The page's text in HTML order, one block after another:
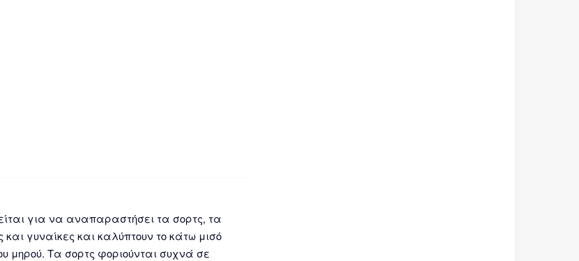
για να αναπαραστήσει τα σορτς, τα
γυναίκες και καλύπτουν το κάτω μισό
μηρού. Τα σορτς φοριούνται συχνά σε